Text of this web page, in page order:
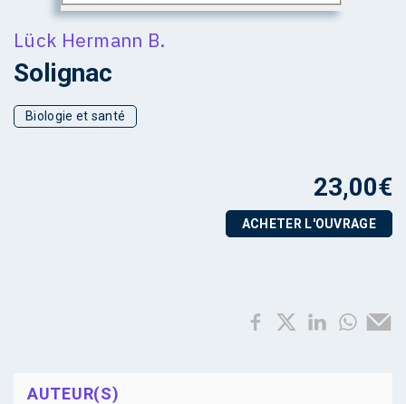
Lück Hermann B.
Solignac
Biologie et santé
23,00€
ACHETER L'OUVRAGE
AUTEUR(S)